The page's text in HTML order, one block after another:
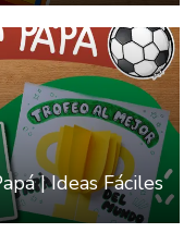
| Ideas Fáciles